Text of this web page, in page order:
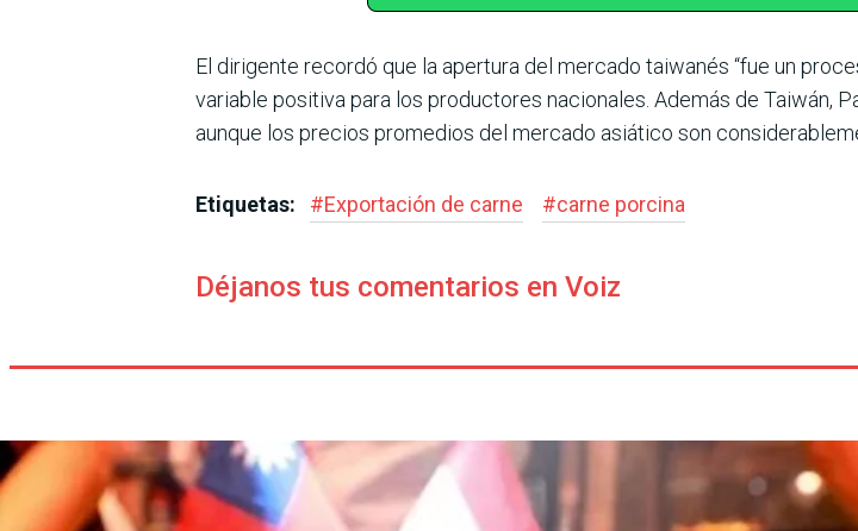
El dirigente recordó que la apertura del mercado tai­wanés “fue un
variable positiva para los productores nacionales. Además de Tai­wán,
aunque los precios promedios del mercado asiá­tico son
Etiquetas: #Exportación de carne #carne porcina
Déjanos tus comentarios en Voiz